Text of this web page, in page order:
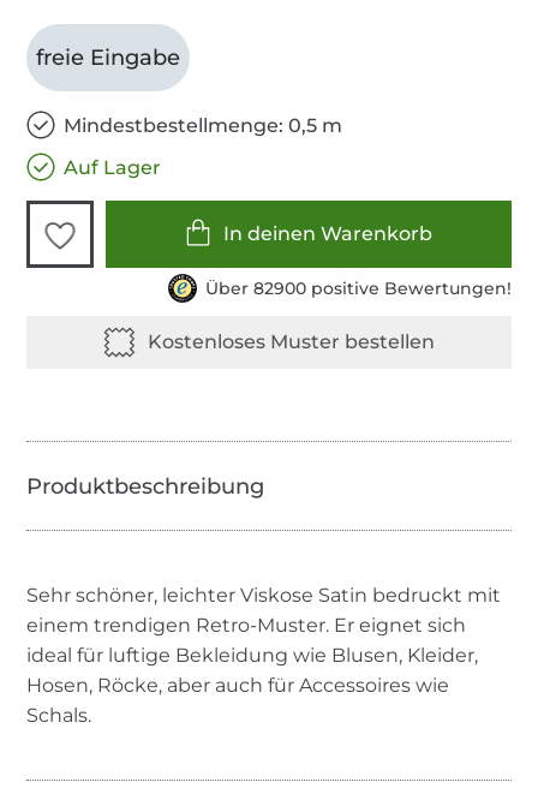
freie Eingabe
Mindestbestellmenge: 0,5 m
Auf Lager
In deinen Warenkorb
Über 82900 positive Bewertungen!
Sehr schöner, leichter Viskose Satin bedruckt mit
einem trendigen Retro-Muster. Er eignet sich
ideal für luftige Bekleidung wie Blusen, Kleider,
Hosen, Röcke, aber auch für Accessoires wie
Schals.